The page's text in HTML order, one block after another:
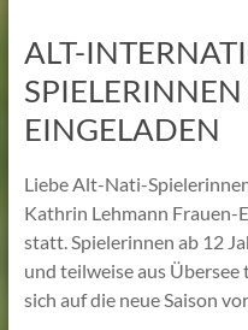
ALT-
EINGELADEN
Liebe Alt-Nati-
Kathrin Lehmann Frauen-
statt. Spielerinnen ab 12
und teilweise aus
sich auf die neue Saison